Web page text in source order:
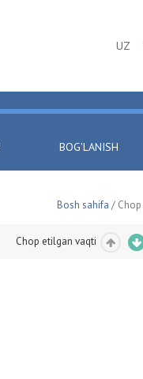
UZ
BOG'LANISH
Bosh sahifa /
Chop etilgan vaqti